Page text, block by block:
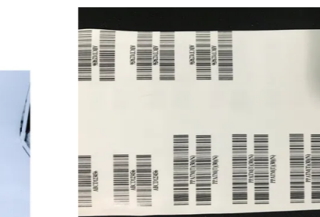
SITEMAP
DATENSCHUTZ-
BESTIMMUNGEN